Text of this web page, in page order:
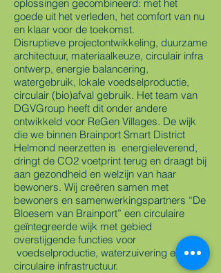
oplossingen gecombineerd: met het
goede uit het verleden, het comfort van nu
en klaar voor de toekomst.
Disruptieve projectontwikkeling, duurzame
architectuur, materiaalkeuze, circulair infra
ontwerp, energie balancering,
watergebruik, lokale voedselproductie,
circulair (bio)afval gebruik. Het team van
DGVGroup heeft dit onder andere
ontwikkeld voor ReGen Villages. De wijk
die we binnen Brainport Smart District
Helmond neerzetten is energieleverend,
dringt de CO2 voetprint terug en draagt bij
aan gezondheid en welzijn van haar
bewoners. Wij creëren samen met
bewoners en samenwerkingspartners “De
Bloesem van Brainport” een circulaire
geïntegreerde wijk met gebied
overstijgende functies voor
voedselproductie, waterzuivering en
circulaire infrastructuur.